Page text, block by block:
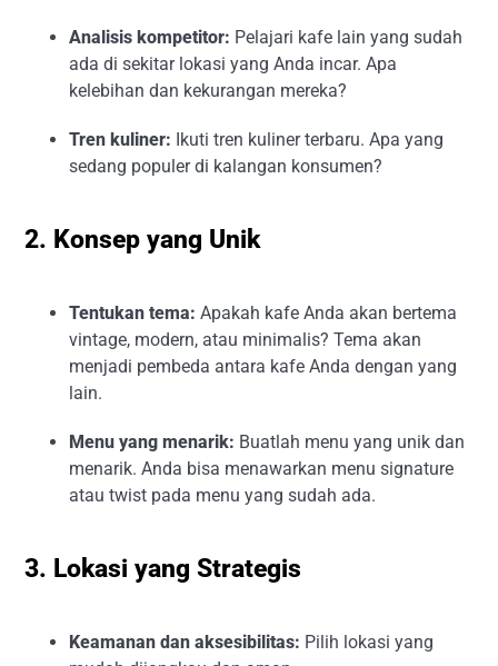
Analisis kompetitor: Pelajari kafe lain yang sudah
ada di sekitar lokasi yang Anda incar. Apa
kelebihan dan kekurangan mereka?
Tren kuliner: Ikuti tren kuliner terbaru. Apa yang
sedang populer di kalangan konsumen?
2. Konsep yang Unik
Tentukan tema: Apakah kafe Anda akan bertema
vintage, modern, atau minimalis? Tema akan
menjadi pembeda antara kafe Anda dengan yang
lain.
Menu yang menarik: Buatlah menu yang unik dan
menarik. Anda bisa menawarkan menu signature
atau twist pada menu yang sudah ada.
3. Lokasi yang Strategis
Keamanan dan aksesibilitas: Pilih lokasi yang